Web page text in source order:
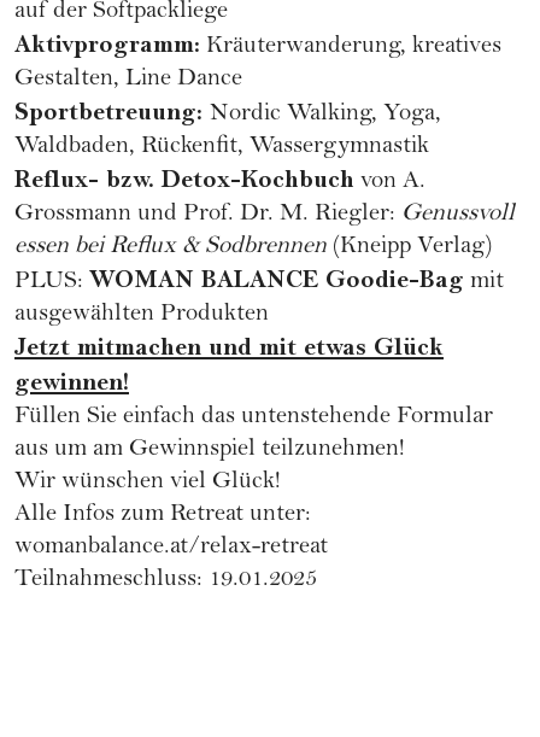
auf der Softpackliege
Aktivprogramm: Kräuterwanderung, kreatives
Gestalten, Line Dance
Sportbetreuung: Nordic Walking, Yoga,
Waldbaden, Rückenfit, Wassergymnastik
Reflux- bzw. Detox-Kochbuch von A.
Grossmann und Prof. Dr. M. Riegler: Genussvoll
essen bei Reflux & Sodbrennen (Kneipp Verlag)
PLUS: WOMAN BALANCE Goodie-Bag mit
ausgewählten Produkten
Jetzt mitmachen und mit etwas Glück
gewinnen!
Füllen Sie einfach das untenstehende Formular
aus um am Gewinnspiel teilzunehmen!
Wir wünschen viel Glück!
Alle Infos zum Retreat unter:
womanbalance.at/relax-retreat
Teilnahmeschluss: 19.01.2025